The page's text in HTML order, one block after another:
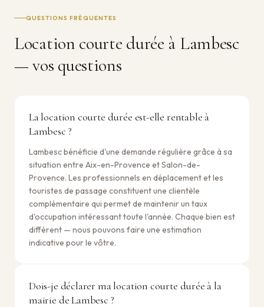
QUESTIONS FRÉQUENTES
Location courte durée à Lambesc
— vos questions
La location courte durée est-elle rentable à
Lambesc ?
Lambesc bénéficie d'une demande régulière grâce à sa
situation entre Aix-en-Provence et Salon-de-
Provence. Les professionnels en déplacement et les
touristes de passage constituent une clientèle
complémentaire qui permet de maintenir un taux
d'occupation intéressant toute l'année. Chaque bien est
différent — nous pouvons faire une estimation
indicative pour le vôtre.
Dois-je déclarer ma location courte durée à la
mairie de Lambesc ?